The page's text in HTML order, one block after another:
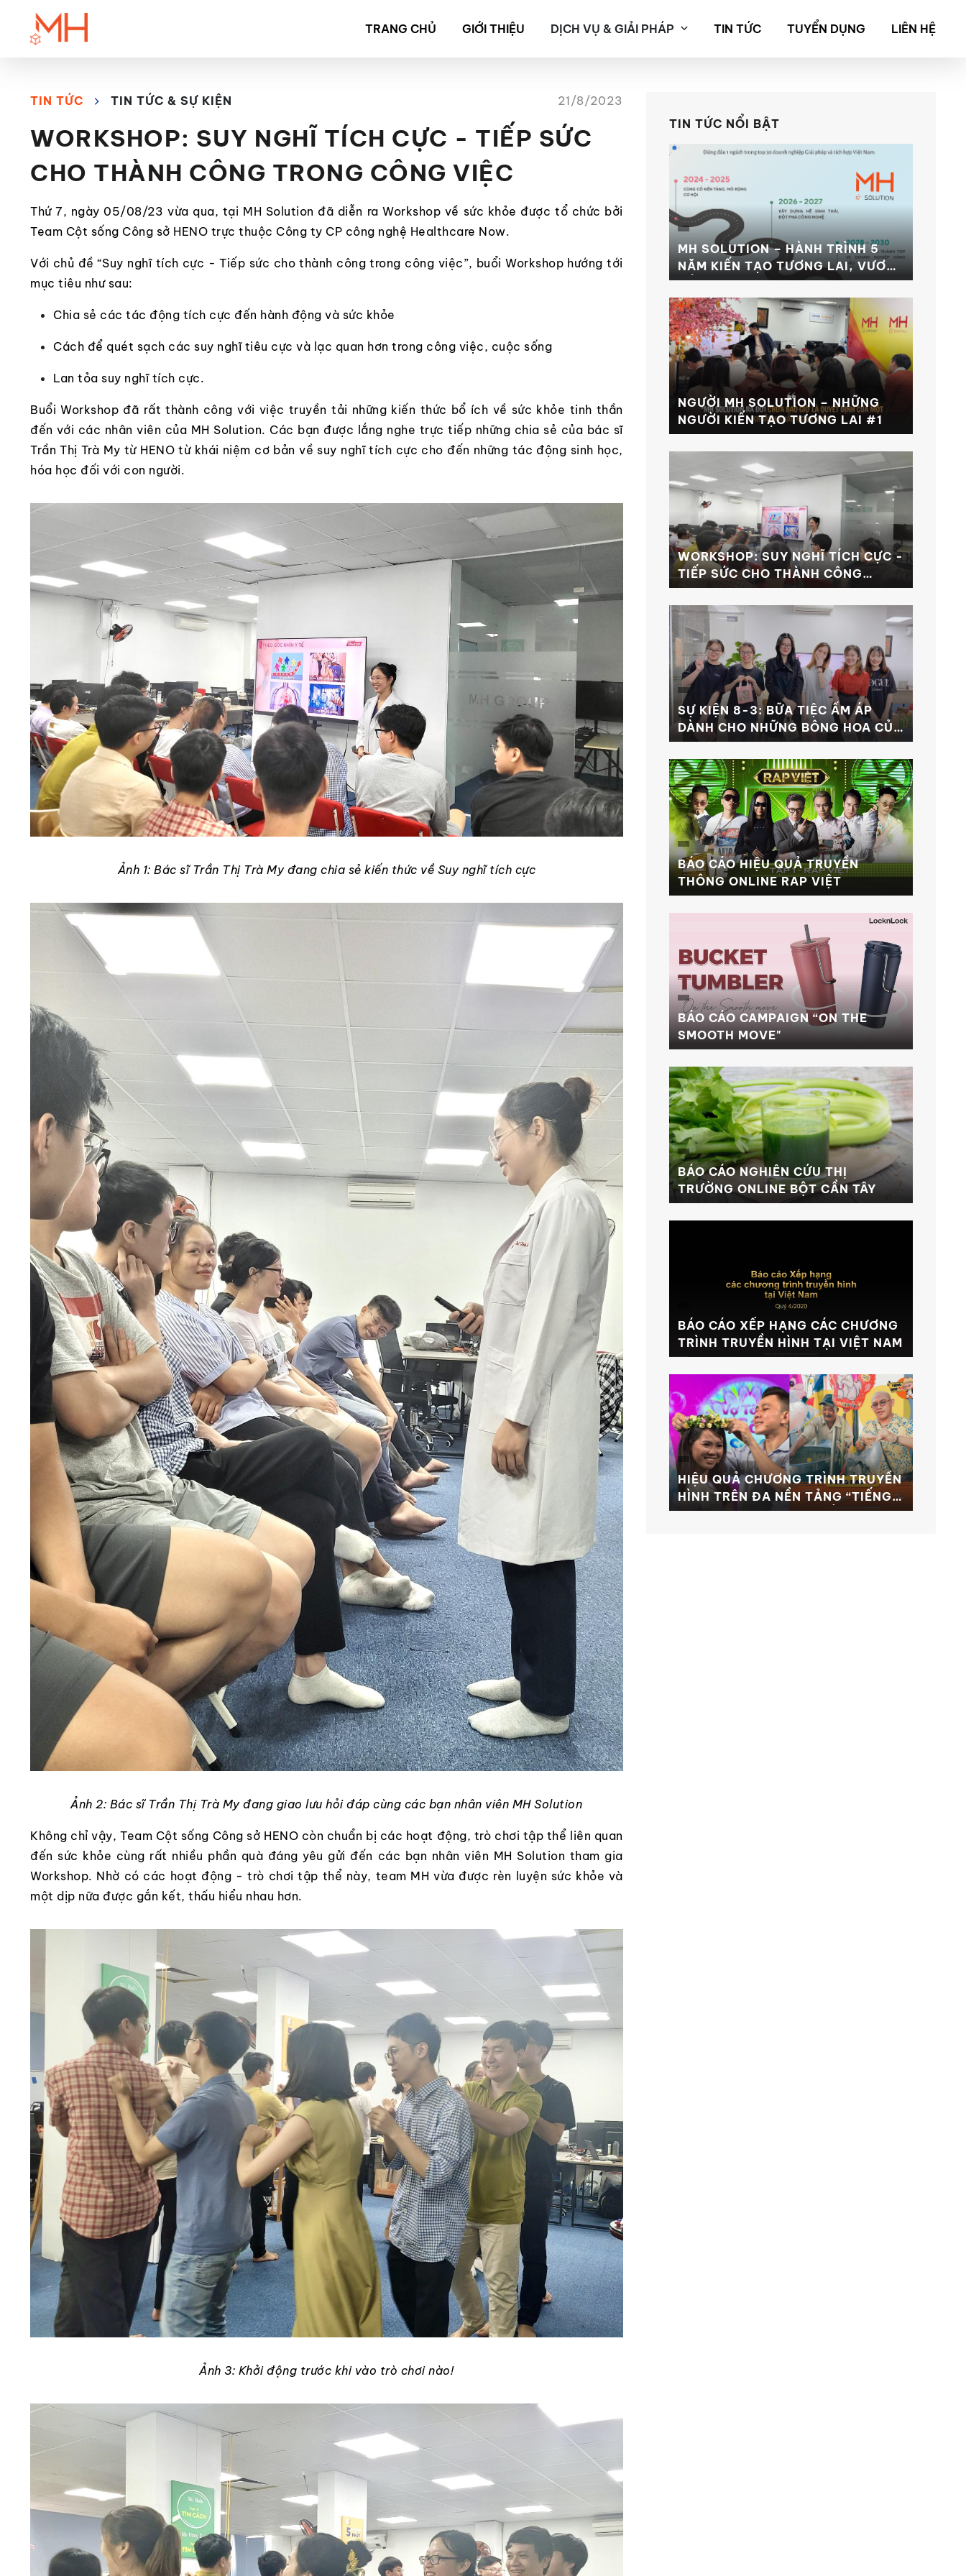
TRANG CHỦ GIỚI THIỆU DỊCH VỤ & GIẢI PHÁP TIN TỨC TUYỂN DỤNG LIÊN HỆ
TIN TỨC TIN TỨC & SỰ KIỆN 21/8/2023
WORKSHOP: SUY NGHĨ TÍCH CỰC - TIẾP SỨC
CHO THÀNH CÔNG TRONG CÔNG VIỆC
Thứ 7, ngày 05/08/23 vừa qua, tại MH Solution đã diễn ra Workshop về sức khỏe được tổ chức bởi
Team Cột sống Công sở HENO trực thuộc Công ty CP công nghệ Healthcare Now.
Với chủ đề “Suy nghĩ tích cực - Tiếp sức cho thành công trong công việc”, buổi Workshop hướng tới
mục tiêu như sau:
Chia sẻ các tác động tích cực đến hành động và sức khỏe
Cách để quét sạch các suy nghĩ tiêu cực và lạc quan hơn trong công việc, cuộc sống
Lan tỏa suy nghĩ tích cực.
Buổi Workshop đã rất thành công với việc truyền tải những kiến thức bổ ích về sức khỏe tinh thần
đến với các nhân viên của MH Solution. Các bạn được lắng nghe trực tiếp những chia sẻ của bác sĩ
Trần Thị Trà My từ HENO từ khái niệm cơ bản về suy nghĩ tích cực cho đến những tác động sinh học,
hóa học đối với con người.
Ảnh 1: Bác sĩ Trần Thị Trà My đang chia sẻ kiến thức về Suy nghĩ tích cực
Ảnh 2: Bác sĩ Trần Thị Trà My đang giao lưu hỏi đáp cùng các bạn nhân viên MH Solution
Không chỉ vậy, Team Cột sống Công sở HENO còn chuẩn bị các hoạt động, trò chơi tập thể liên quan
đến sức khỏe cùng rất nhiều phần quà đáng yêu gửi đến các bạn nhân viên MH Solution tham gia
Workshop. Nhờ có các hoạt động - trò chơi tập thể này, team MH vừa được rèn luyện sức khỏe và
một dịp nữa được gắn kết, thấu hiểu nhau hơn.
Ảnh 3: Khởi động trước khi vào trò chơi nào!
TIN TỨC NỔI BẬT
MH SOLUTION – HÀNH TRÌNH 5
NĂM KIẾN TẠO TƯƠNG LAI, VƯƠN
TẦM ĐỈNH CAO
NGƯỜI MH SOLUTION – NHỮNG
NGƯỜI KIẾN TẠO TƯƠNG LAI #1
WORKSHOP: SUY NGHĨ TÍCH CỰC -
TIẾP SỨC CHO THÀNH CÔNG
TRONG CÔNG VIỆC
SỰ KIỆN 8-3: BỮA TIỆC ẤM ÁP
DÀNH CHO NHỮNG BÔNG HOA CỦA
MH
BÁO CÁO HIỆU QUẢ TRUYỀN
THÔNG ONLINE RAP VIỆT
BÁO CÁO CAMPAIGN “ON THE
SMOOTH MOVE"
BÁO CÁO NGHIÊN CỨU THỊ
TRƯỜNG ONLINE BỘT CẦN TÂY
BÁO CÁO XẾP HẠNG CÁC CHƯƠNG
TRÌNH TRUYỀN HÌNH TẠI VIỆT NAM
HIỆU QUẢ CHƯƠNG TRÌNH TRUYỀN
HÌNH TRÊN ĐA NỀN TẢNG “TIẾNG
RAO 4.0 & VỢ TÔI LÀ SỐ 1”